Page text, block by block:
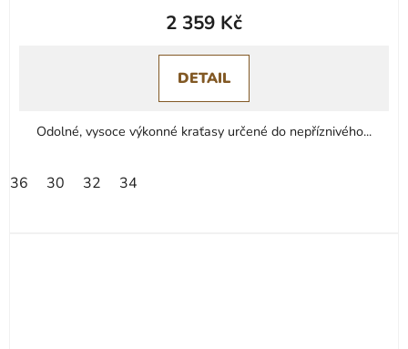
2 359 Kč
DETAIL
Odolné, vysoce výkonné kraťasy určené do nepříznivého...
36 30 32 34